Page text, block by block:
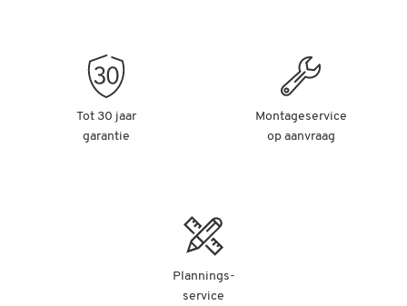
Tot 30 jaar
garantie
Montageservice
op aanvraag
Plannings-
service